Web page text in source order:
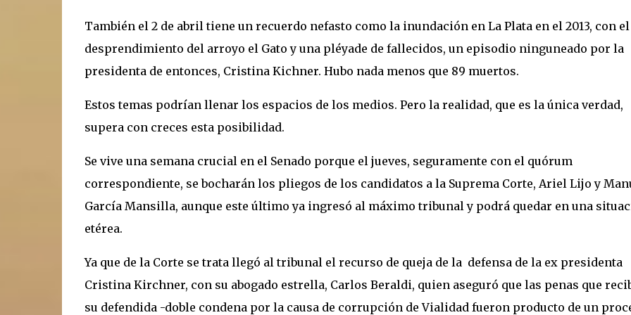
También el 2 de abril tiene un recuerdo nefasto como la inundación en La Plata en el 2013, con el
desprendimiento del arroyo el Gato y una pléyade de fallecidos, un episodio ninguneado por la
presidenta de entonces, Cristina Kichner. Hubo nada menos que 89 muertos.
Estos temas podrían llenar los espacios de los medios. Pero la realidad, que es la única verdad,
supera con creces esta posibilidad.
Se vive una semana crucial en el Senado porque el jueves, seguramente con el quórum
correspondiente, se bocharán los pliegos de los candidatos a la Suprema Corte, Ariel Lijo y
García Mansilla, aunque este último ya ingresó al máximo tribunal y podrá quedar en una
etérea.
Ya que de la Corte se trata llegó al tribunal el recurso de queja de la defensa de la ex presidenta
Cristina Kirchner, con su abogado estrella, Carlos Beraldi, quien aseguró que las penas que
su defendida -doble condena por la causa de corrupción de Vialidad fueron producto de un